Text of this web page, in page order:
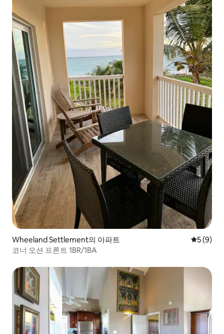
Wheeland Settlement의 아파트 평점 5점
5 (9)
코너 오션 프론트 1BR/1BA